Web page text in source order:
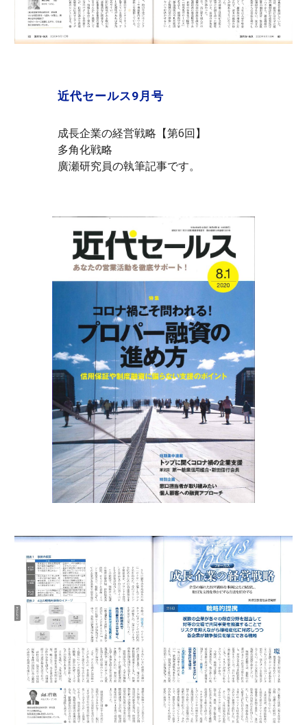
近代セールス9月号
成長企業の経営戦略【第6回】
多角化戦略
廣瀬研究員の執筆記事です。